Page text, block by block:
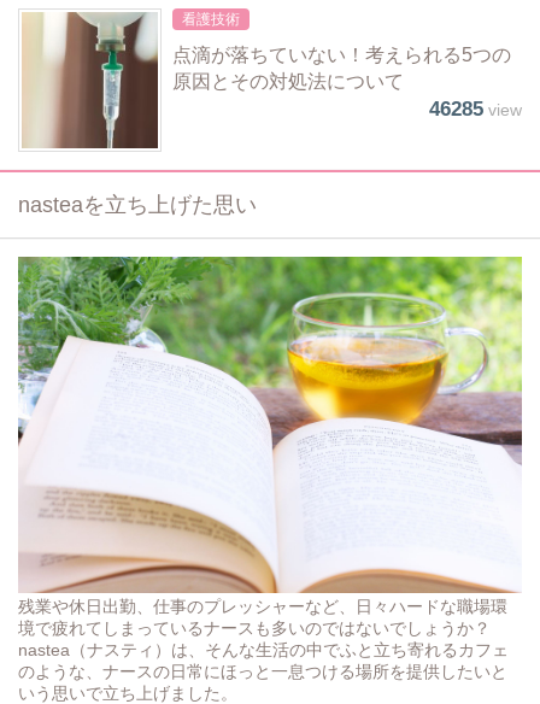
看護技術
点滴が落ちていない！考えられる5つの
原因とその対処法について
46285view
nasteaを立ち上げた思い
残業や休日出勤、仕事のプレッシャーなど、日々ハードな職場環
境で疲れてしまっているナースも多いのではないでしょうか？
nastea（ナスティ）は、そんな生活の中でふと立ち寄れるカフェ
のような、ナースの日常にほっと一息つける場所を提供したいと
いう思いで立ち上げました。